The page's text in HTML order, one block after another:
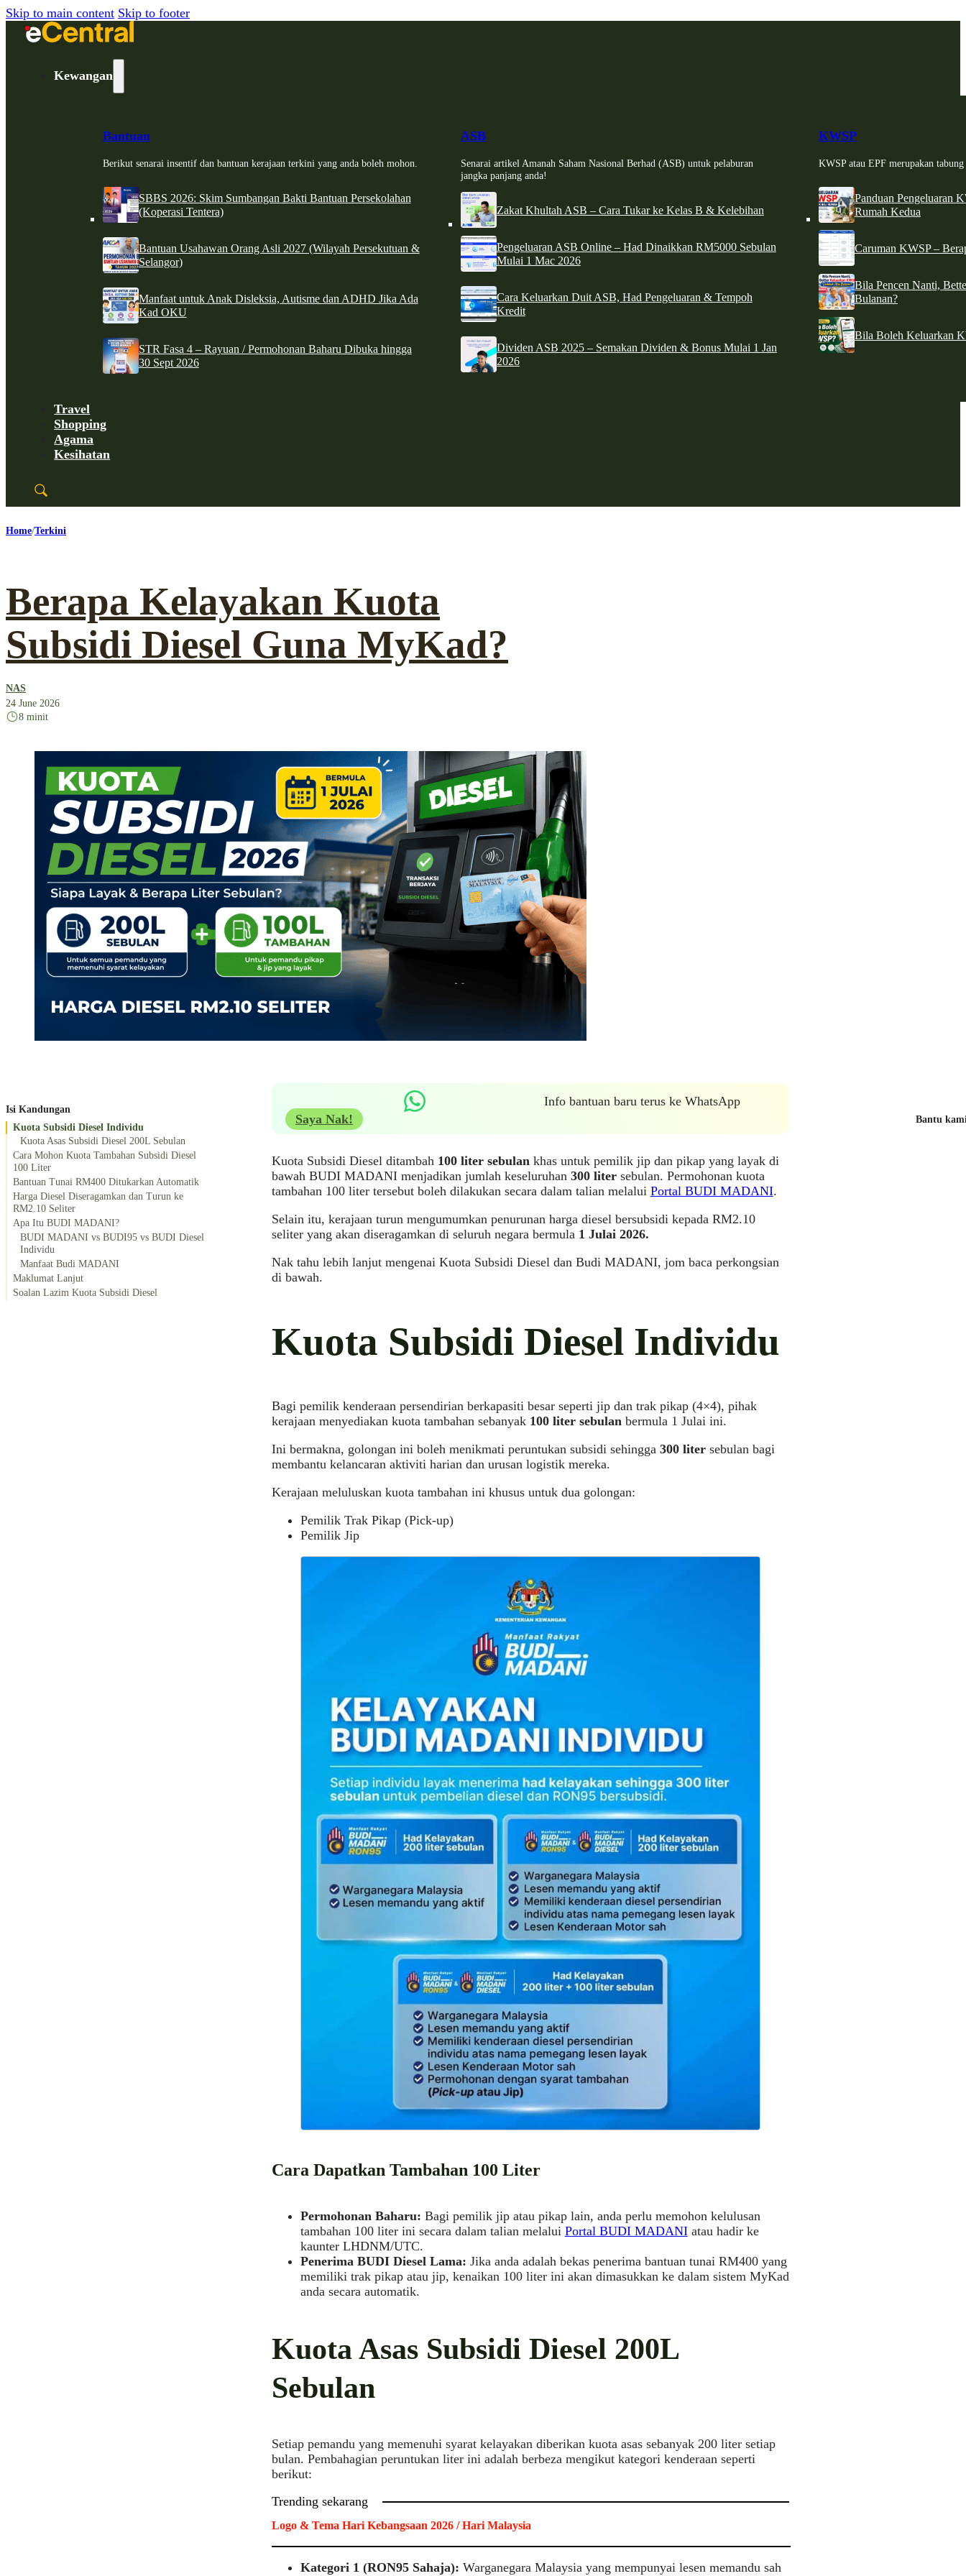
Skip to main content Skip to footer
Kewangan
Bantuan
Berikut senarai insentif dan bantuan kerajaan terkini yang anda boleh mohon.
SBBS 2026: Skim Sumbangan Bakti Bantuan Persekolahan
(Koperasi Tentera)
Bantuan Usahawan Orang Asli 2027 (Wilayah Persekutuan &
Selangor)
Manfaat untuk Anak Disleksia, Autisme dan ADHD Jika Ada
Kad OKU
STR Fasa 4 – Rayuan / Permohonan Baharu Dibuka hingga
30 Sept 2026
ASB
Senarai artikel Amanah Saham Nasional Berhad (ASB) untuk pelaburan
jangka panjang anda!
Zakat Khultah ASB – Cara Tukar ke Kelas B & Kelebihan
Pengeluaran ASB Online – Had Dinaikkan RM5000 Sebulan
Mulai 1 Mac 2026
Cara Keluarkan Duit ASB, Had Pengeluaran & Tempoh
Kredit
Dividen ASB 2025 – Semakan Dividen & Bonus Mulai 1 Jan
2026
KWSP
KWSP atau EPF merupakan
Panduan Pengeluaran
Rumah Kedua
Caruman KWSP –
Bila Pencen Nanti,
Bulanan?
Bila Boleh Keluarkan
Travel
Shopping
Agama
Kesihatan
Home Terkini
Berapa Kelayakan Kuota
Subsidi Diesel Guna MyKad?
NAS
24 June 2026
8 minit
Isi Kandungan
Kuota Subsidi Diesel Individu
Kuota Asas Subsidi Diesel 200L Sebulan
Cara Mohon Kuota Tambahan Subsidi Diesel
100 Liter
Bantuan Tunai RM400 Ditukarkan Automatik
Harga Diesel Diseragamkan dan Turun ke
RM2.10 Seliter
Apa Itu BUDI MADANI?
BUDI MADANI vs BUDI95 vs BUDI Diesel
Individu
Manfaat Budi MADANI
Maklumat Lanjut
Soalan Lazim Kuota Subsidi Diesel
Info bantuan baru terus ke WhatsApp
Saya Nak!
Kuota Subsidi Diesel ditambah 100 liter sebulan khas untuk pemilik jip dan pikap yang layak di
bawah BUDI MADANI menjadikan jumlah keseluruhan 300 litersebulan. Permohonan kuota
tambahan 100 liter tersebut boleh dilakukan secara dalam talian melalui Portal BUDI MADANI.
Selain itu, kerajaan turun mengumumkan penurunan harga diesel bersubsidi kepada RM2.10
seliter yang akan diseragamkan di seluruh negara bermula 1 Julai 2026.
Nak tahu lebih lanjut mengenai Kuota Subsidi Diesel dan Budi MADANI, jom baca perkongsian
di bawah.
Kuota Subsidi Diesel Individu
Bagi pemilik kenderaan persendirian berkapasiti besar seperti jip dan trak pikap (4×4), pihak
kerajaan menyediakan kuota tambahan sebanyak 100 liter sebulan bermula 1 Julai ini.
Ini bermakna, golongan ini boleh menikmati peruntukan subsidi sehingga 300 litersebulan bagi
membantu kelancaran aktiviti harian dan urusan logistik mereka.
Kerajaan meluluskan kuota tambahan ini khusus untuk dua golongan:
Pemilik Trak Pikap (Pick-up)
Pemilik Jip
Cara Dapatkan Tambahan 100 Liter
Permohonan Baharu: Bagi pemilik jip atau pikap lain, anda perlu memohon kelulusan
tambahan 100 liter ini secara dalam talian melalui Portal BUDI MADANIatau hadir ke
kaunter LHDNM/UTC.
Penerima BUDI Diesel Lama: Jika anda adalah bekas penerima bantuan tunai RM400 yang
memiliki trak pikap atau jip, kenaikan 100 liter ini akan dimasukkan ke dalam sistem MyKad
anda secara automatik.
Kuota Asas Subsidi Diesel 200L
Sebulan
Setiap pemandu yang memenuhi syarat kelayakan diberikan kuota asas sebanyak 200 liter setiap
bulan. Pembahagian peruntukan liter ini adalah berbeza mengikut kategori kenderaan seperti
berikut:
Trending sekarang
Logo & Tema Hari Kebangsaan 2026 / Hari Malaysia
Kategori 1 (RON95 Sahaja): Warganegara Malaysia yang mempunyai lesen memandu sah
Bantu